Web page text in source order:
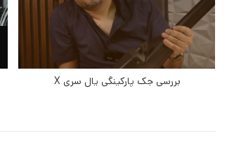
بررسی جک پارکینگی یال سری X